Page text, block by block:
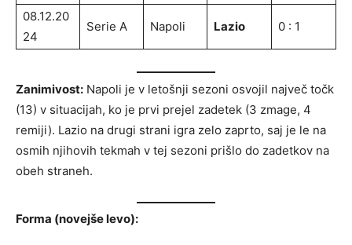
08.12.20
24
Serie A Napoli Lazio 0 : 1
Zanimivost: Napoli je v letošnji sezoni osvojil največ točk
(13) v situacijah, ko je prvi prejel zadetek (3 zmage, 4
remiji). Lazio na drugi strani igra zelo zaprto, saj je le na
osmih njihovih tekmah v tej sezoni prišlo do zadetkov na
obeh straneh.
Forma (novejše levo):